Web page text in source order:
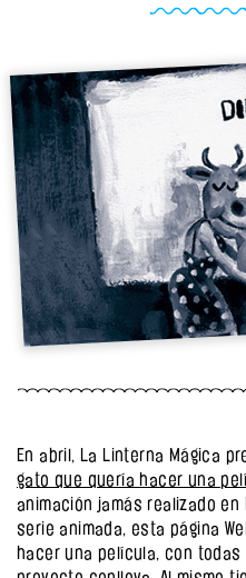
En abril, La Linterna Mágica
gato que quería hacer una
animación jamás realizado
serie animada, esta página
hacer una película, con